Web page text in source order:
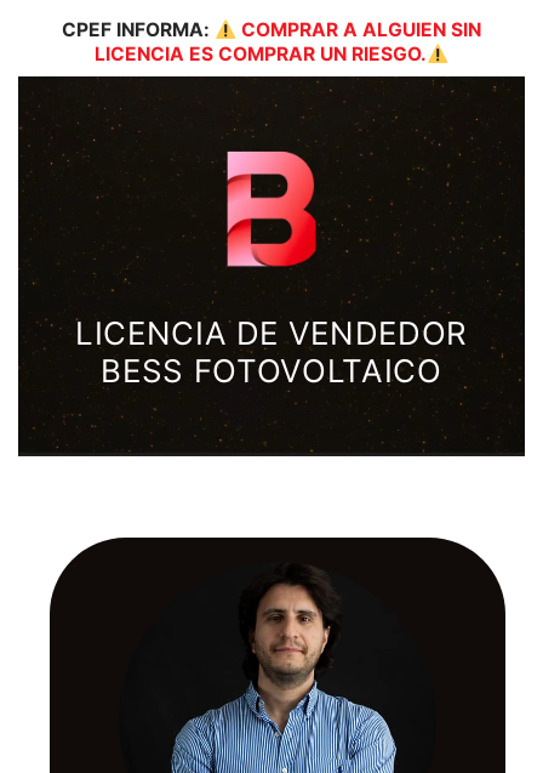
CPEF INFORMA:
COMPRAR A ALGUIEN SIN
LICENCIA ES COMPRAR UN RIESGO.
LICENCIA DE VENDEDOR
BESS FOTOVOLTAICO